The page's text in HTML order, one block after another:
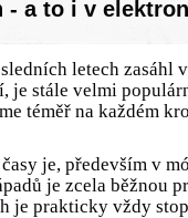
- a to i v
letech zasáhl
je stále velmi
téměř na každém
je, především v
je zcela běžnou
je prakticky vždy